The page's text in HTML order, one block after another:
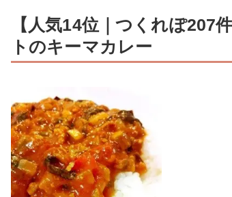
【人気14位｜つくれぽ207
トのキーマカレー